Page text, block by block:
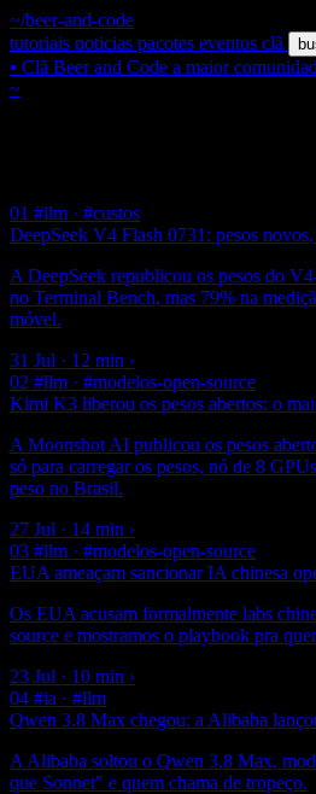
~/beer-and-code
tutoriais noticias pacotes eventos clã
▪ Clã Beer and Code a maior
~
01 #llm · #custos
DeepSeek V4 Flash 0731: pesos
A DeepSeek republicou os pesos do
no Terminal Bench, mas 79% na
móvel.
31 Jul · 12 min ›
02 #llm · #modelos-open-source
Kimi K3 liberou os pesos abertos: o
A Moonshot AI publicou os pesos
só para carregar os pesos, nó de 8
peso no Brasil.
27 Jul · 14 min ›
03 #llm · #modelos-open-source
EUA ameaçam sancionar IA chinesa
Os EUA acusam formalmente labs
source e mostramos o playbook pra
23 Jul · 10 min ›
04 #ia · #llm
Qwen 3.8 Max chegou: a Alibaba
A Alibaba soltou o Qwen 3.8 Max,
que Sonnet" e quem chama de tropeço.